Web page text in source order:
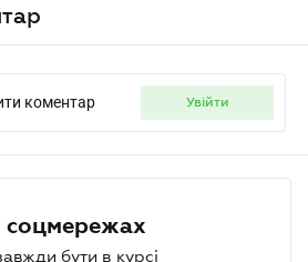
коментар увійти
соцмережах
бути в курсі